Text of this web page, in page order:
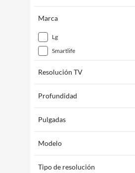
Marca
lg
smartlife
Resolución TV
Profundidad
Pulgadas
Modelo
Tipo de resolución